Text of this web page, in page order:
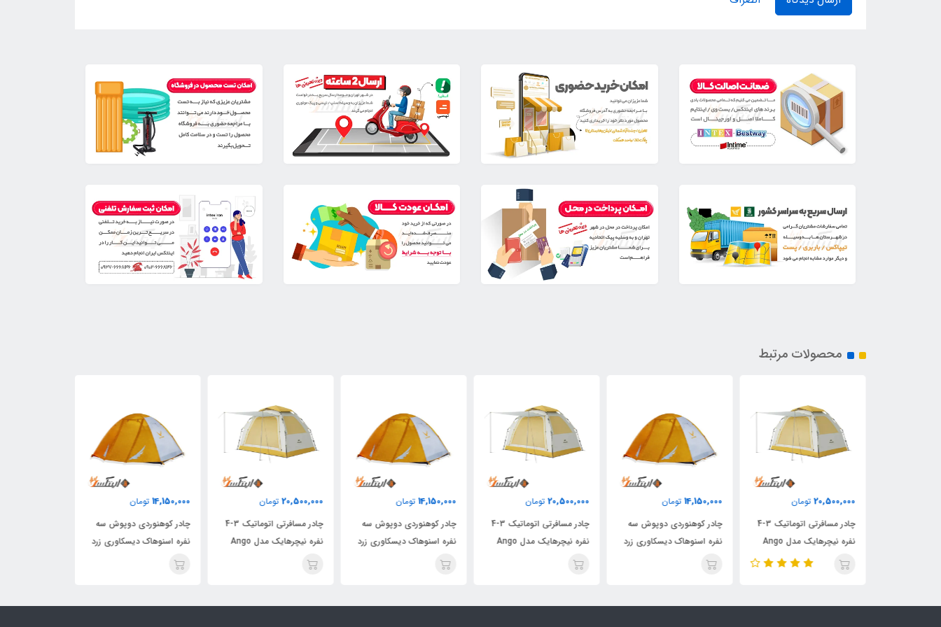
محصولات مرتبط
20,500,000 تومان
چادر مسافرتی اتوماتیک 3-4
نفره نیچرهایک مدل Ango
ES60
14,150,000 تومان
چادر کوهنوردی دوپوش سه
نفره اسنوهاک دیسکاوری زرد
20,500,000 تومان
چادر مسافرتی اتوماتیک 3-4
نفره نیچرهایک مدل Ango
ES60
14,150,000 تومان
چادر کوهنوردی دوپوش سه
نفره اسنوهاک دیسکاوری زرد
20,500,000 تومان
چادر مسافرتی اتوماتیک 3-4
نفره نیچرهایک مدل Ango
ES60
14,150,000 تومان
چادر کوهنوردی دوپوش سه
نفره اسنوهاک دیسکاوری زرد